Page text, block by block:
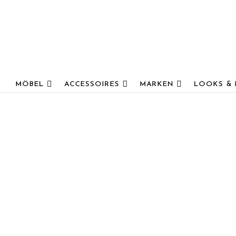
MÖBEL ACCESSOIRES MARKEN LOOKS &